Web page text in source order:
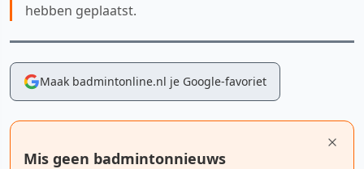
hebben geplaatst.
Maak badmintonline.nl je Google-favoriet
Mis geen badmintonnieuws